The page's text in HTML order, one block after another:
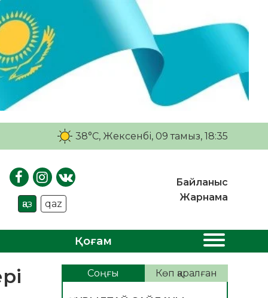
38°C, Жексенбі, 09 тамыз, 18:35
қаз qaz
Байланыс
Жарнама
Қоғам
Соңғы Көп қаралған